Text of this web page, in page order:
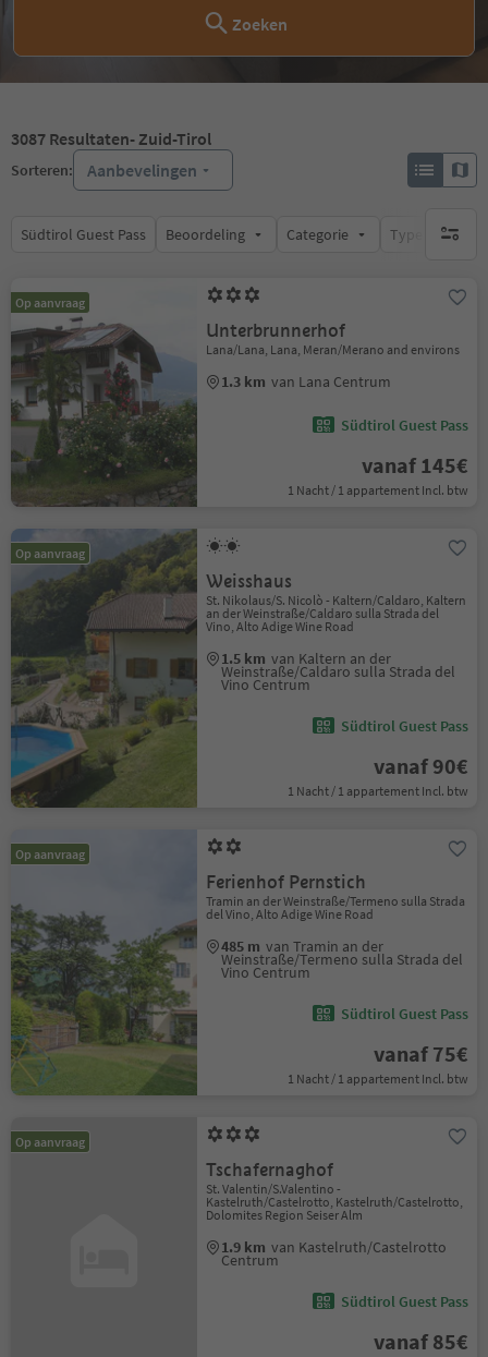
Zoeken
3087 Resultaten- Zuid-Tirol
Sorteren: Aanbevelingen
Südtirol Guest Pass Beoordeling Categorie Type catering
geen
Op aanvraag
Unterbrunnerhof
Lana/Lana, Lana, Meran/Merano and environs
1.3 km van Lana Centrum
Südtirol Guest Pass
vanaf 145€
1 Nacht / 1 appartement Incl. btw
Op aanvraag
Weisshaus
St. Nikolaus/S. Nicolò - Kaltern/Caldaro, Kaltern
an der Weinstraße/Caldaro sulla Strada del
Vino, Alto Adige Wine Road
1.5 km van Kaltern an der
Weinstraße/Caldaro sulla Strada del
Vino Centrum
Südtirol Guest Pass
vanaf 90€
1 Nacht / 1 appartement Incl. btw
Op aanvraag
Ferienhof Pernstich
Tramin an der Weinstraße/Termeno sulla Strada
del Vino, Alto Adige Wine Road
485 m van Tramin an der
Weinstraße/Termeno sulla Strada del
Vino Centrum
Südtirol Guest Pass
vanaf 75€
1 Nacht / 1 appartement Incl. btw
Op aanvraag
Tschafernaghof
St. Valentin/S.Valentino -
Kastelruth/Castelrotto, Kastelruth/Castelrotto,
Dolomites Region Seiser Alm
1.9 km van Kastelruth/Castelrotto
Centrum
Südtirol Guest Pass
vanaf 85€